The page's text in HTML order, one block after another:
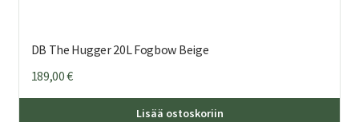
DB The Hugger 20L Fogbow Beige
189,00€
Lisää ostoskoriin